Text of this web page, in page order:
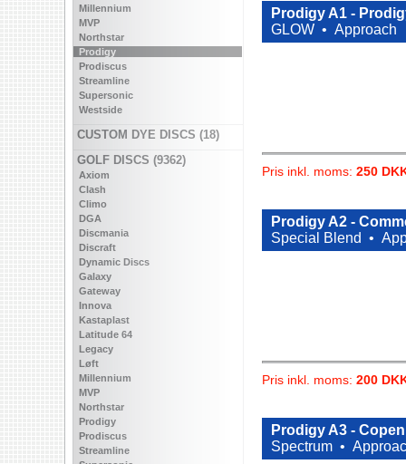
Millennium
MVP
Northstar
Prodigy
Prodiscus
Streamline
Supersonic
Westside
CUSTOM DYE DISCS (18)
GOLF DISCS (9362)
Axiom
Clash
Climo
DGA
Discmania
Discraft
Dynamic Discs
Galaxy
Gateway
Innova
Kastaplast
Latitude 64
Legacy
Løft
Millennium
MVP
Northstar
Prodigy
Prodiscus
Streamline
Prodigy A1 -
GLOW • Approach
Pris inkl. moms: 250
Prodigy A2 -
Special Blend •
Pris inkl. moms: 200
Prodigy A3 -
Spectrum •